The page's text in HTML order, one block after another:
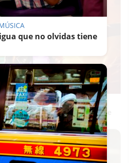
de la vieja escuela ¡Cómo los de
que no olvidas tiene